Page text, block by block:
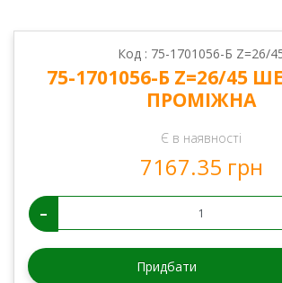
Код : 75-1701056-Б Z=26/
75-1701056-Б Z=26/45
ПРОМІЖНА
Є в наявності
7167.35 грн
-
Придбати